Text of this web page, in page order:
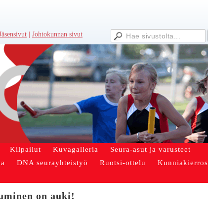
Johtokunnan sivut
Kilpailut Kuvagalleria
Seura-asut ja varusteet
DNA seurayhteistyö Ruotsi-ottelu
Kunniakierros
on auki!